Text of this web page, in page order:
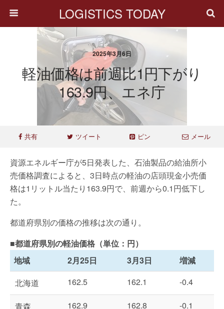
LOGISTICS TODAY
2025年3月6日
軽油価格は前週比1円下がり
163.9円、エネ庁
共有 ツイート ピン メール
資源エネルギー庁が5日発表した、石油製品の給油所小
売価格調査によると、3日時点の軽油の店頭現金小売価
格は1リットル当たり163.9円で、前週から0.1円低下し
た。
都道府県別の価格の推移は次の通り。
■都道府県別の軽油価格（単位：円）
地域
2月25日 3月3日
増減
北海道
162.5 162.1 -0.4
青森 162.9 162.8 -0.1